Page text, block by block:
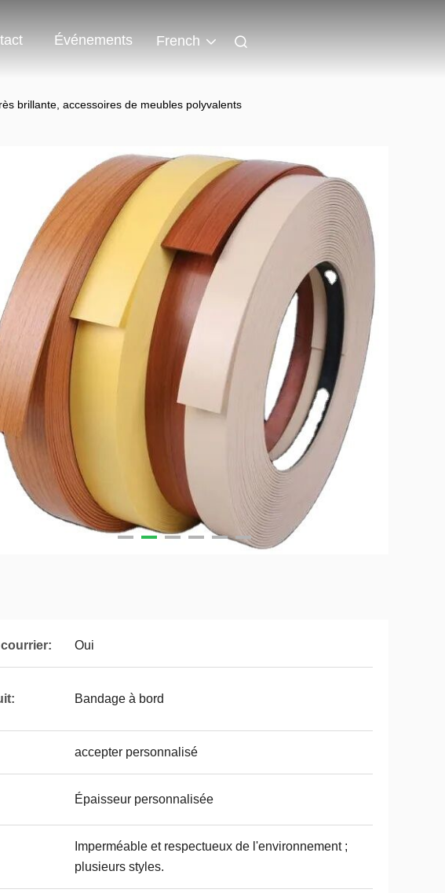
Événements French
brillante, accessoires de meubles polyvalents
Oui
Bandage à bord
accepter personnalisé
Épaisseur personnalisée
Imperméable et respectueux de l'environnement ;
plusieurs styles.